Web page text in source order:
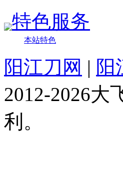
特色服务
本站特色
阳江刀网 | 阳
2012-2026大
利。